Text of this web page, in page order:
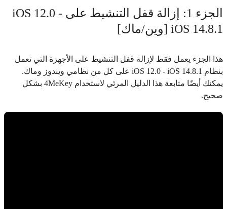
الجزء 1: إزالة قفل التنشيط على iOS 12.0 -
iOS 14.8.1 [وين/ماك]
هذا الجزء يعمل فقط لإزالة قفل التنشيط على الأجهزة التي تعمل
بنظام iOS 12.0 - iOS 14.8.1 على كل من نظامي ويندوز وماك.
يمكنك أيضًا متابعة هذا الدليل المرئي لاستخدام 4MeKey بشكل
صحيح.